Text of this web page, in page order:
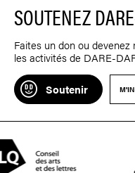
SOUTENEZ
Faites un don ou
les activités de DARE-
Soutenir